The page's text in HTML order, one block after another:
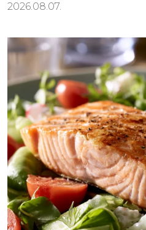
2026.08.07.